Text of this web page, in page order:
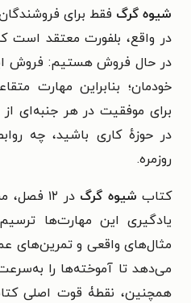
شیوه گرگ فقط برای
در واقع، بلفورت معتقد است
در حال فروش هستیم: فروش
خودمان؛ بنابراین مهارت
برای موفقیت در هر جنبه‌ای
در حوزهٔ کاری باشید، چه
روزمره.
کتاب شیوه گرگ
در ۱۲
یادگیری این مهارت‌ها
مثال‌های واقعی و تمرین‌های
می‌دهد تا آموخته‌ها را
همچنین، نقطۀ قوت اصلی